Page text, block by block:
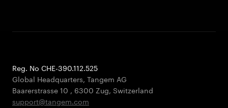
Reg. No CHE-390.112.525
Global Headquarters, Tangem AG
Baarerstrasse 10 , 6300 Zug, Switzerland
support@tangem.com